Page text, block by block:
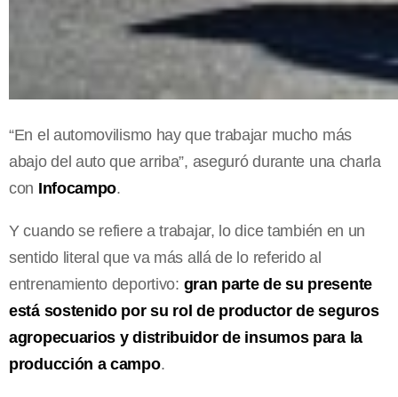
“En el automovilismo hay que trabajar mucho más
abajo del auto que arriba”, aseguró durante una charla
con Infocampo.
Y cuando se refiere a trabajar, lo dice también en un
sentido literal que va más allá de lo referido al
entrenamiento deportivo: gran parte de su presente
está sostenido por su rol de productor de seguros
agropecuarios y distribuidor de insumos para la
producción a campo.